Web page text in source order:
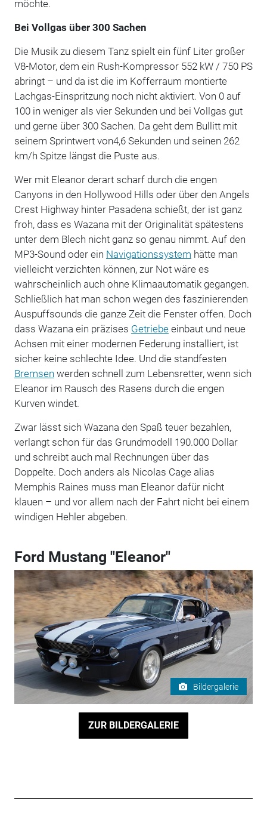
möchte.
Bei Vollgas über 300 Sachen
Die Musik zu diesem Tanz spielt ein fünf Liter großer
V8-Motor, dem ein Rush-Kompressor 552 kW / 750 PS
abringt – und da ist die im Kofferraum montierte
Lachgas-Einspritzung noch nicht aktiviert. Von 0 auf
100 in weniger als vier Sekunden und bei Vollgas gut
und gerne über 300 Sachen. Da geht dem Bullitt mit
seinem Sprintwert von4,6 Sekunden und seinen 262
km/h Spitze längst die Puste aus.
Wer mit Eleanor derart scharf durch die engen
Canyons in den Hollywood Hills oder über den Angels
Crest Highway hinter Pasadena schießt, der ist ganz
froh, dass es Wazana mit der Originalität spätestens
unter dem Blech nicht ganz so genau nimmt. Auf den
MP3-Sound oder ein Navigationssystem hätte man
vielleicht verzichten können, zur Not wäre es
wahrscheinlich auch ohne Klimaautomatik gegangen.
Schließlich hat man schon wegen des faszinierenden
Auspuffsounds die ganze Zeit die Fenster offen. Doch
dass Wazana ein präzises Getriebeeinbaut und neue
Achsen mit einer modernen Federung installiert, ist
sicher keine schlechte Idee. Und die standfesten
Bremsen werden schnell zum Lebensretter, wenn sich
Eleanor im Rausch des Rasens durch die engen
Kurven windet.
Zwar lässt sich Wazana den Spaß teuer bezahlen,
verlangt schon für das Grundmodell 190.000 Dollar
und schreibt auch mal Rechnungen über das
Doppelte. Doch anders als Nicolas Cage alias
Memphis Raines muss man Eleanor dafür nicht
klauen – und vor allem nach der Fahrt nicht bei einem
windigen Hehler abgeben.
Ford Mustang "Eleanor"
Bildergalerie
ZUR BILDERGALERIE